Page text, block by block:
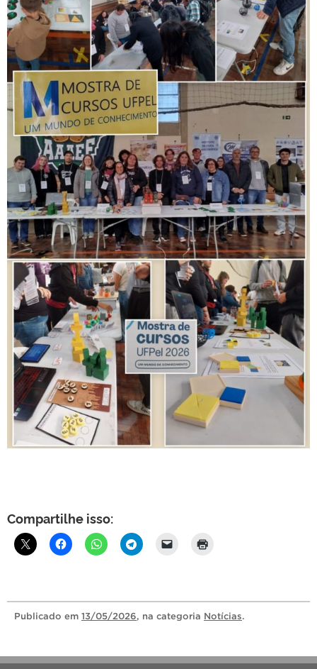
Compartilhe isso:
Publicado em 13/05/2026, na categoria Notícias.